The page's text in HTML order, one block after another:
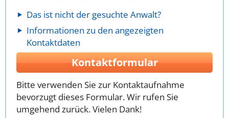
Das ist nicht der gesuchte Anwalt?
Informationen zu den angezeigten
Kontaktdaten
Kontaktformular
Bitte verwenden Sie zur Kontaktaufnahme
bevorzugt dieses Formular. Wir rufen Sie
umgehend zurück. Vielen Dank!